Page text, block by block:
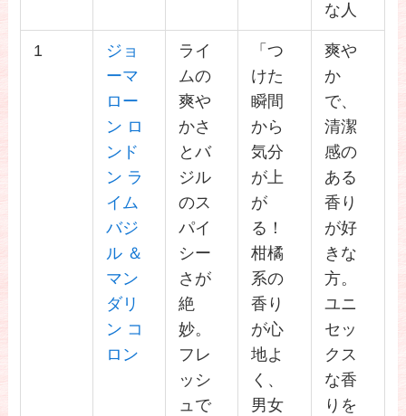
な人
1
ジョ
ーマ
ロー
ン ロ
ンド
ン ラ
イム
バジ
ル ＆
マン
ダリ
ン コ
ロン
ライ
ムの
爽や
かさ
とバ
ジル
のス
パイ
シー
さが
絶
妙。
フレ
ッシ
ュで
「つ
けた
瞬間
から
気分
が上
が
る！
柑橘
系の
香り
が心
地よ
く、
男女
爽や
か
で、
清潔
感の
ある
香り
が好
きな
方。
ユニ
セッ
クス
な香
りを